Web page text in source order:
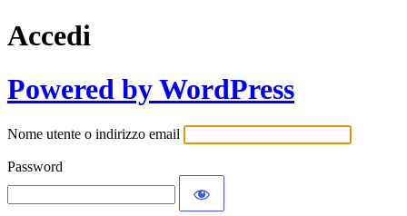
Accedi
Powered by WordPress
Nome utente o indirizzo email
Password